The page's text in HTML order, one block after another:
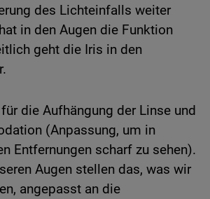
des Lichteinfalls weiter
in den Augen die Funktion
geht die Iris in den
die Aufhängung der Linse und
(Anpassung, um in
Entfernungen scharf zu sehen).
Augen stellen das, was wir
angepasst an die